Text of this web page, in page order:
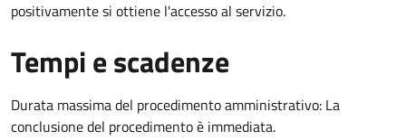
positivamente si ottiene l'accesso al servizio.
Tempi e scadenze
Durata massima del procedimento amministrativo: La
conclusione del procedimento è immediata.